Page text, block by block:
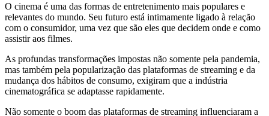
O cinema é uma das formas de entretenimento mais populares e
relevantes do mundo. Seu futuro está intimamente ligado à relação
com o consumidor, uma vez que são eles que decidem onde e como
assistir aos filmes.
As profundas transformações impostas não somente pela pandemia,
mas também pela popularização das plataformas de streaming e da
mudança dos hábitos de consumo, exigiram que a indústria
cinematográfica se adaptasse rapidamente.
Não somente o boom das plataformas de streaming influenciaram a